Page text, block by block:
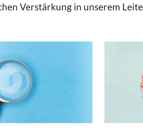
Verstärkung in unserem